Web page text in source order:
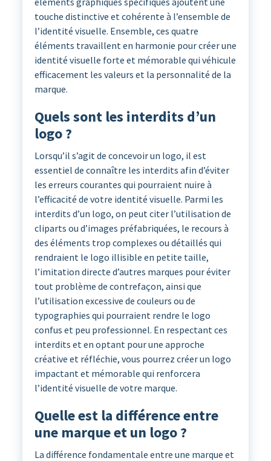
touche distinctive et cohérente à l’ensemble de
l’identité visuelle. Ensemble, ces quatre
éléments travaillent en harmonie pour créer une
identité visuelle forte et mémorable qui véhicule
efficacement les valeurs et la personnalité de la
marque.
Quels sont les interdits d’un
logo ?
Lorsqu’il s’agit de concevoir un logo, il est
essentiel de connaître les interdits afin d’éviter
les erreurs courantes qui pourraient nuire à
l’efficacité de votre identité visuelle. Parmi les
interdits d’un logo, on peut citer l’utilisation de
cliparts ou d’images préfabriquées, le recours à
des éléments trop complexes ou détaillés qui
rendraient le logo illisible en petite taille,
l’imitation directe d’autres marques pour éviter
tout problème de contrefaçon, ainsi que
l’utilisation excessive de couleurs ou de
typographies qui pourraient rendre le logo
confus et peu professionnel. En respectant ces
interdits et en optant pour une approche
créative et réfléchie, vous pourrez créer un logo
impactant et mémorable qui renforcera
l’identité visuelle de votre marque.
Quelle est la différence entre
une marque et un logo ?
La différence fondamentale entre une marque et